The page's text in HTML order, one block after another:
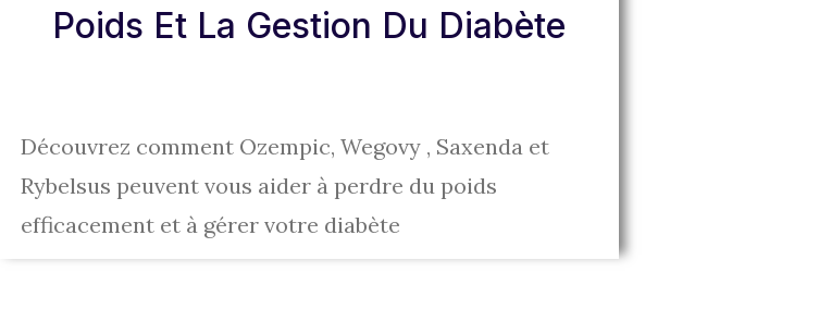
Poids Et La Gestion Du Diabète
Découvrez comment Ozempic, Wegovy , Saxenda et
Rybelsus peuvent vous aider à perdre du poids
efficacement et à gérer votre diabète